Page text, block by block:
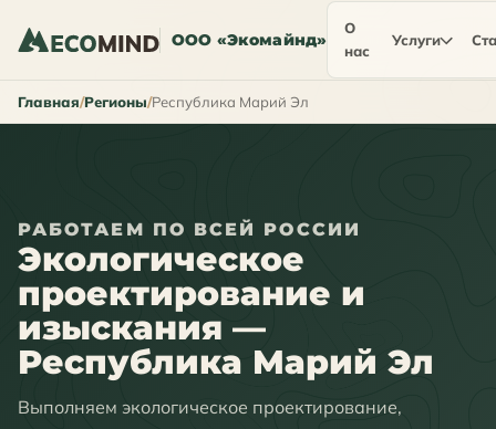
ООО «Экомайнд»
О
нас
Услуги
Главная Регионы Республика Марий Эл
РАБОТАЕМ ПО ВСЕЙ РОССИИ
Экологическое
проектирование и
изыскания —
Республика Марий Эл
Выполняем экологическое проектирование,